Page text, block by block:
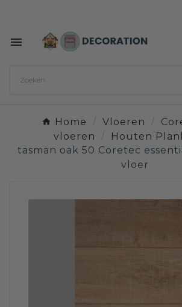

Home Vloeren
vloeren
Houten
tasman oak 50 Coretec
vloer